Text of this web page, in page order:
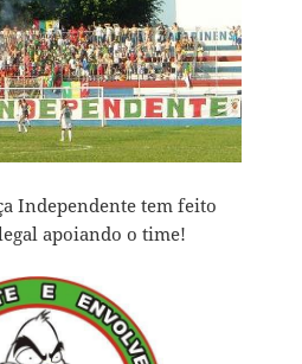
Independente tem feito
apoiando o time!